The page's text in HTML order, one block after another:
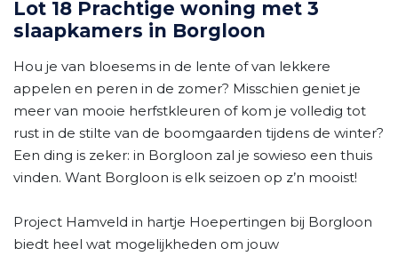
Lot 18 Prachtige woning met 3
slaapkamers in Borgloon
Hou je van bloesems in de lente of van lekkere
appelen en peren in de zomer? Misschien geniet je
meer van mooie herfstkleuren of kom je volledig tot
rust in de stilte van de boomgaarden tijdens de winter?
Een ding is zeker: in Borgloon zal je sowieso een thuis
vinden. Want Borgloon is elk seizoen op z’n mooist!
Project Hamveld in hartje Hoepertingen bij Borgloon
biedt heel wat mogelijkheden om jouw